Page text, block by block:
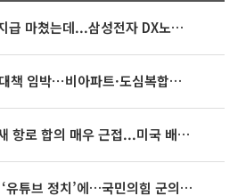
3445억 자사주 지급 마쳤는데...삼성전자 DX노조, 뒤늦은 '떼쓰기 집회'
영끌 '주택공급' 대책 임박⋯비아파트·도심복합까지 총동원
이란 “호르무즈 새 항로 합의 매우 근접...미국 배상 먼저”
우성빈 기장군수 ‘유튜브 정치’에…국민의힘 군의원들 집단 반발